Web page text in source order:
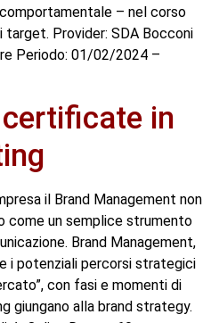
– nel corso
Provider: SDA Bocconi
Periodo: 01/02/2024 –
in
il Brand Management non
come un semplice strumento
Brand Management,
i potenziali percorsi strategici
con fasi e momenti di
giungano alla brand strategy.